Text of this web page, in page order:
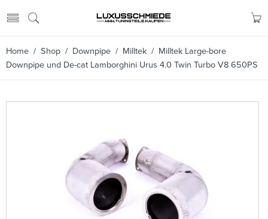
Home / Shop / Downpipe / Milltek / Milltek Large-bore
Downpipe und De-cat Lamborghini Urus 4.0 Twin Turbo V8 650PS